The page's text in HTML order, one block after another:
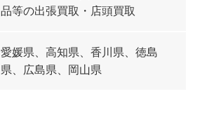
品等の出張買取・店頭買取
愛媛県、高知県、香川県、徳島
県、広島県、岡山県